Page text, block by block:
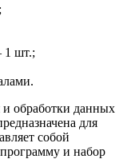
1 шт.;
обработки данных
для
собой
и набор